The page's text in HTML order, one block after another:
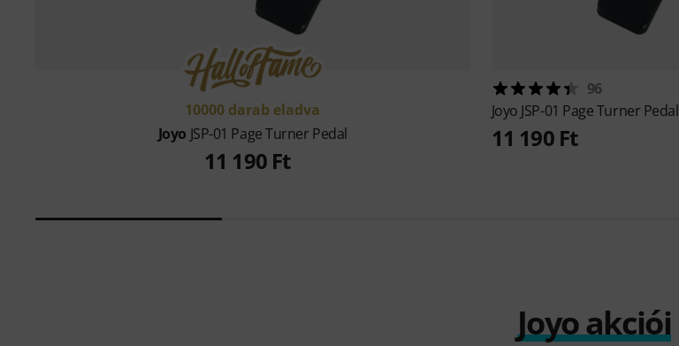
10000 darab eladva
Joyo JSP-01 Page Turner Pedal
11 190 Ft
96
Joyo JSP-01 Page Turner Pedal
11 190 Ft
Joyo akciói